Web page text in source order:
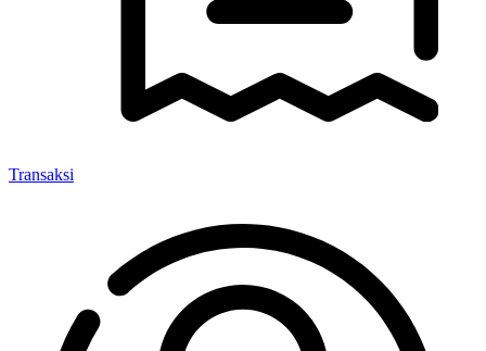
Transaksi